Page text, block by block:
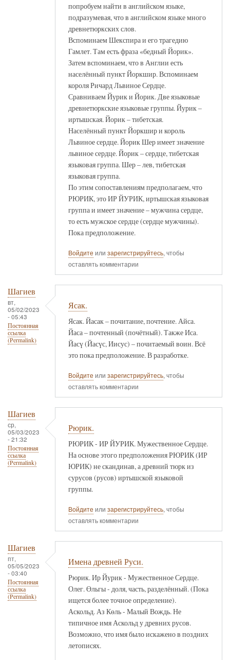
попробуем найти в английском языке,
подразумевая, что в английском языке много
древнетюркских слов.
Вспоминаем Шекспира и его трагедию
Гамлет. Там есть фраза «бедный Йорик».
Затем вспоминаем, что в Англии есть
населённый пункт Йоркшир. Вспоминаем
короля Ричард Львиное Сердце.
Сравниваем Йурик и Йорик. Две языковые
древнетюркские языковые группы. Йурик –
иртышская. Йорик – тибетская.
Населённый пункт Йоркшир и король
Львиное сердце. Йорик Шер имеет значение
львиное сердце. Йорик – сердце, тибетская
языковая группа. Шер – лев, тибетская
языковая группа.
По этим сопоставлениям предполагаем, что
РЮРИК, это ИР ЙУРИК, иртышская языковая
группа и имеет значение – мужчина сердце,
то есть мужское сердце (сердце мужчины).
Пока предположение.
Войдите или зарегистрируйтесь, чтобы
оставлять комментарии
Шагиев
вт,
05/02/2023
- 05:43
Постоянная
ссылка
(Permalink)
Ясак.
Ясак. Йасак – почитание, почтение. Айса.
Йаса – почтенный (почётный). Также Иса.
Йасү (Йасүс, Иисус) – почитаемый воин. Всё
это пока предположение. В разработке.
Войдите или зарегистрируйтесь, чтобы
оставлять комментарии
Шагиев
ср,
05/03/2023
- 21:32
Постоянная
ссылка
(Permalink)
Рюрик.
РЮРИК - ИР ЙУРИК. Мужественное Сердце.
На основе этого предположения РЮРИК (ИР
ЮРИК) не скандинав, а древний тюрк из
сурусов (русов) иртышской языковой
группы.
Войдите или зарегистрируйтесь, чтобы
оставлять комментарии
Шагиев
пт,
05/05/2023
- 03:40
Постоянная
ссылка
(Permalink)
Имена древней Руси.
Рюрик. Ир Йурик - Мужественное Сердце.
Олег. Өльгы - доля, часть, разделённый. (Пока
ищется более точное определение).
Аскольд. Аз Көль - Малый Вождь. Не
типичное имя Аскольд у древних русов.
Возможно, что имя было искажено в поздних
летописях.